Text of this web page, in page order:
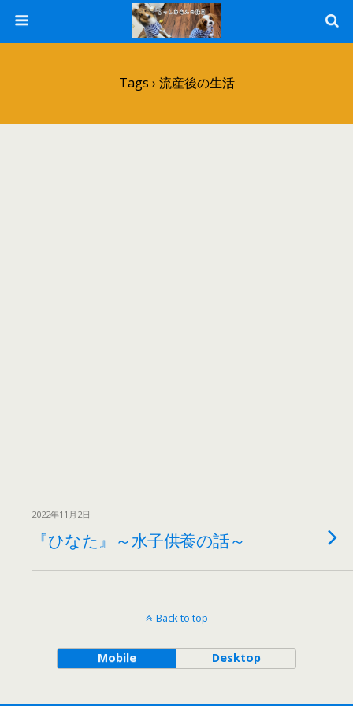
Tags › 流産後の生活
2022年11月2日
『ひなた』～水子供養の話～
Back to top
Mobile Desktop